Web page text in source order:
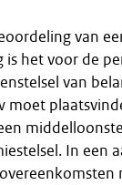
van
is het voor de
van
moet
In een